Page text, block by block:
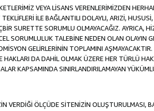
VEYA LİSANS VERENLERİMİZDEN
İLE BAĞLANTILI DOLAYLI, ARIZİ,
SURETTE SORUMLU OLMAYACAĞIZ. AYRICA,
SORUMLULUK TALEBİNE NEDEN OLAN OLAYIN
GELİRLERİNİN TOPLAMINI
HAKLARI DA DAHİL OLMAK ÜZERE HER TÜRLÜ
KAPSAMINDA SINIRLANDIRILAMAYAN
VERDİĞİ ÖLÇÜDE SİTENİZİN OLUŞTURULMASI,